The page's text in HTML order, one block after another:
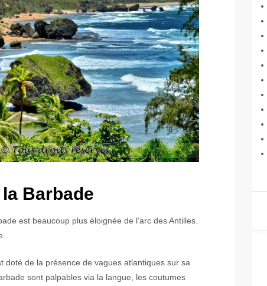
Barbade
est beaucoup plus éloignée de l’arc des Antilles.
doté de la présence de vagues atlantiques sur sa
sont palpables via la langue, les coutumes